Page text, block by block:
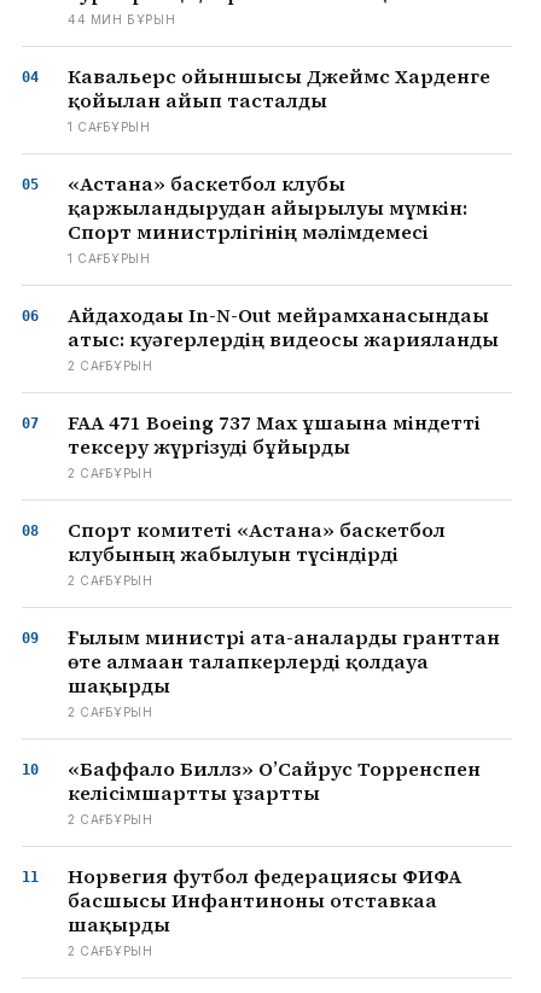
44 МИН БҰРЫН
Кавальерс ойыншысы Джеймс Харденге
қойылған айып тасталды
1 САҒ БҰРЫН
«Астана» баскетбол клубы
қаржыландырудан айырылуы мүмкін:
Спорт министрлігінің мәлімдемесі
1 САҒ БҰРЫН
Айдаходағы In-N-Out мейрамханасындағы
атыс: куәгерлердің видеосы жарияланды
2 САҒ БҰРЫН
FAA 471 Boeing 737 Max ұшағына міндетті
тексеру жүргізуді бұйырды
2 САҒ БҰРЫН
Спорт комитеті «Астана» баскетбол
клубының жабылуын түсіндірді
2 САҒ БҰРЫН
Ғылым министрі ата-аналарды гранттан
өте алмаған талапкерлерді қолдауға
шақырды
2 САҒ БҰРЫН
«Баффало Биллз» О’Сайрус Торренспен
келісімшартты ұзартты
2 САҒ БҰРЫН
Норвегия футбол федерациясы ФИФА
басшысы Инфантиноны отставкаға
шақырды
2 САҒ БҰРЫН